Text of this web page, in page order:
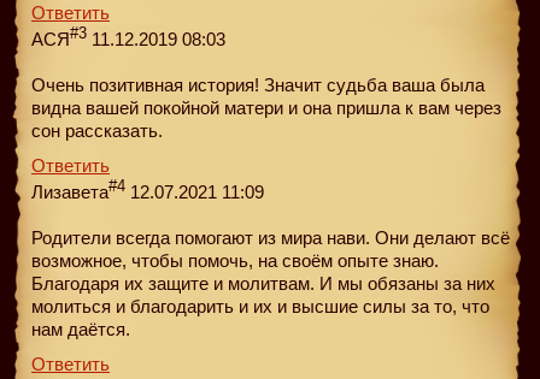
Ответить
АСЯ#3 11.12.2019 08:03
Очень позитивная история! Значит судьба ваша была
видна вашей покойной матери и она пришла к вам через
сон рассказать.
Ответить
Лизавета#4 12.07.2021 11:09
Родители всегда помогают из мира нави. Они делают всё
возможное, чтобы помочь, на своём опыте знаю.
Благодаря их защите и молитвам. И мы обязаны за них
молиться и благодарить и их и высшие силы за то, что
нам даётся.
Ответить